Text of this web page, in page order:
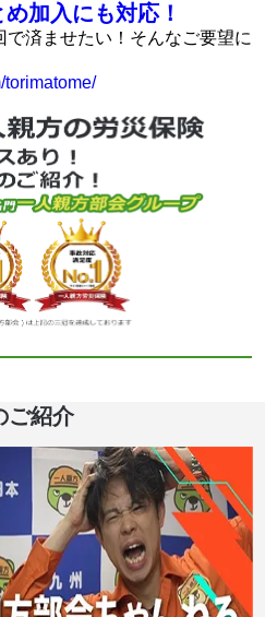
加入にも対応！
済ませたい！そんなご要望に
torimatome/
ご紹介